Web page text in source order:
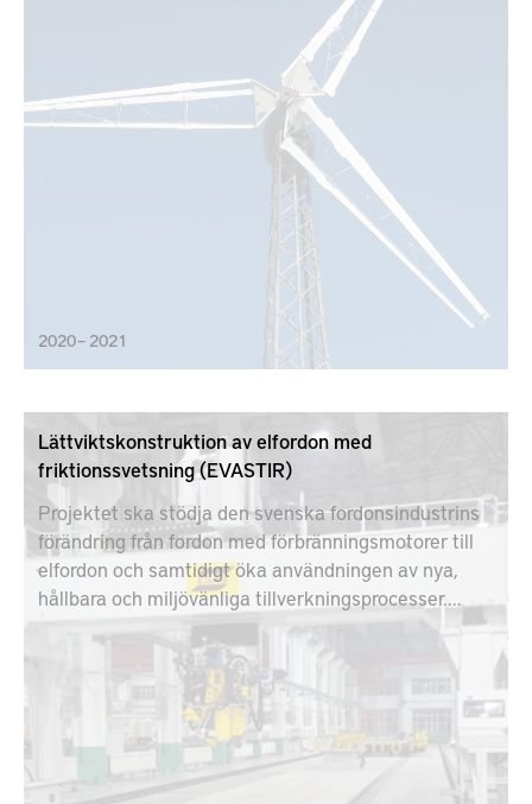
2020 – 2021
Lättviktskonstruktion av elfordon med
friktionssvetsning (EVASTIR)
Projektet ska stödja den svenska fordonsindustrins
förändring från fordon med förbränningsmotorer till
elfordon och samtidigt öka användningen av nya,
hållbara och miljövänliga tillverkningsprocesser.
Projektet kommer att vidareutveckla
friktionsomrörningssvetsning (FSW) för att
möjliggöra tillverkning av en kostnadseffektiv,
skalbar, lättvikts- och krocksäker batterilåda för
elbilar. De tekniska målen är att utveckla FSW-
metoden för fogning av blandade material, såsom
gjutet och extruderat aluminium och för svetsning